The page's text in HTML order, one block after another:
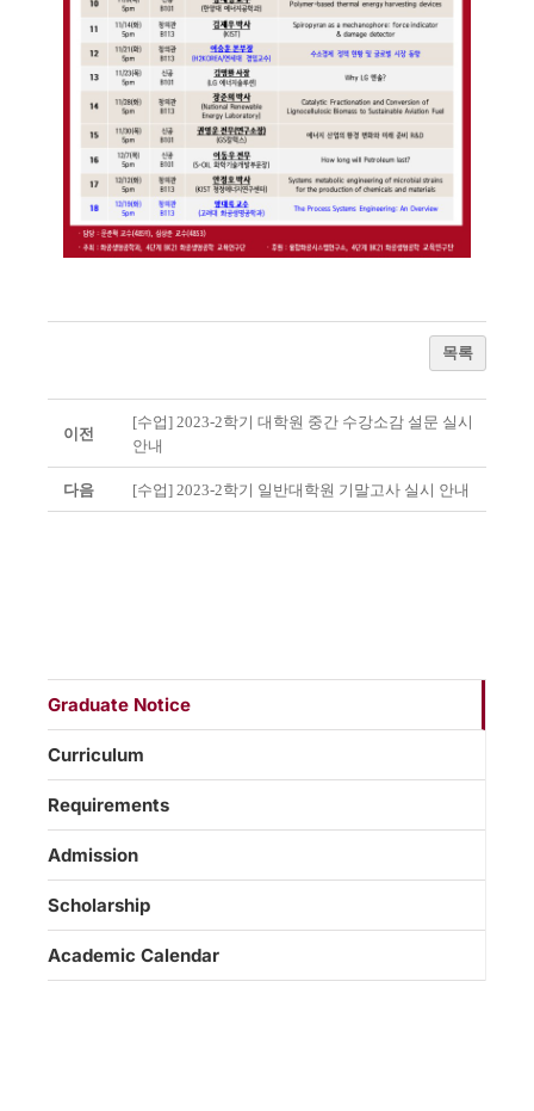
목록
이전
[수업] 2023-2학기 대학원 중간 수강소감 설문 실시
안내
다음 [수업] 2023-2학기 일반대학원 기말고사 실시 안내
Graduate Notice
Curriculum
Requirements
Admission
Scholarship
Academic Calendar